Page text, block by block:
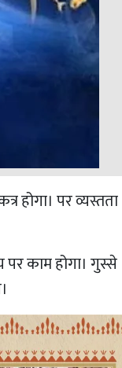
होगा। पर व्यस्तता
काम होगा। गुस्से